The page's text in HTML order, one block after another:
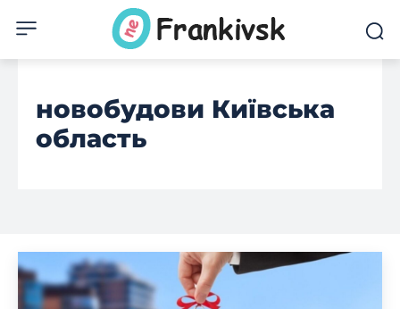
новобудови Київська
область